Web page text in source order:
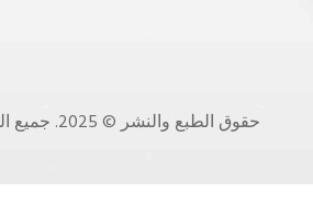
حقوق الطبع والنشر © 2025. جميع الحقوق محفوظة.